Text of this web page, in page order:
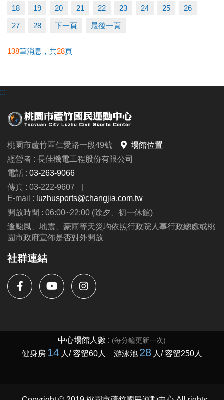
（四）為使比賽順利進行，大會有權調度場地安排及
出場順序，不得異議。
解釋等權利。
-洽詢專線：03-2639066 #115、116
-官網 :
https://www.lzsports.com.tw/zh_TW/news/pageID/1/
-FB : 桃園市蘆竹國民運動中心
-IG : @luzhusports
18 19 20 21 22 23 24 25 26
27 28 下一頁 最後一頁
138筆消息，共28頁
:::
桃園市蘆竹區仁愛路一段49號
場館位置
經營者 : 長佳機電工程股份有限公司
電話 : 03-263-9066
傳真 : 03-222-9607
|
E-mail : luzhusports@changjia.com.tw
開放時間 : 06:00~22:00 (除夕、初一休館)
逢颱風、地震、豪雨等天災均依照行政院人事行政總處或桃
園市政府宣佈是否對外開放
社群連結